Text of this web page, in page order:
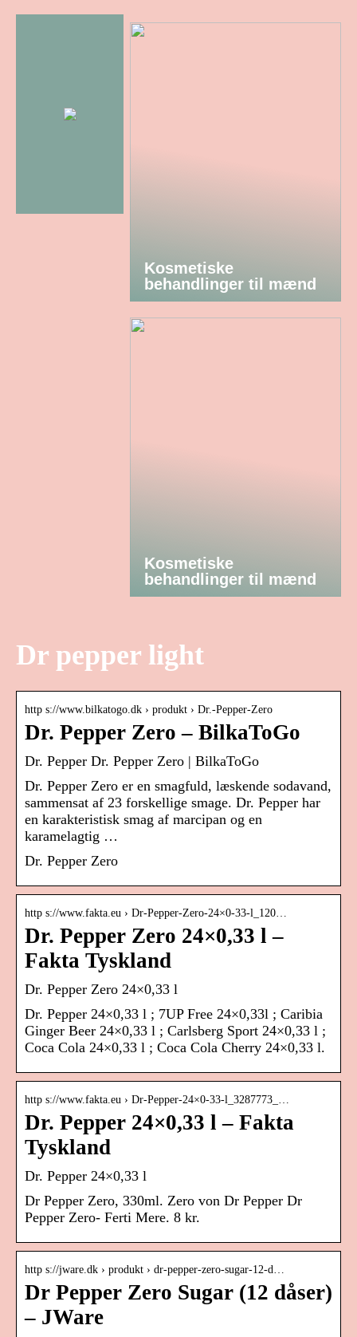
Kosmetiske
behandlinger til mænd
Kosmetiske
behandlinger til mænd
Dr pepper light
http s://www.bilkatogo.dk › produkt › Dr.-Pepper-Zero
Dr. Pepper Zero – BilkaToGo
Dr. Pepper Dr. Pepper Zero | BilkaToGo
Dr. Pepper Zero er en smagfuld, læskende sodavand,
sammensat af 23 forskellige smage. Dr. Pepper har
en karakteristisk smag af marcipan og en
karamelagtig …
Dr. Pepper Zero
http s://www.fakta.eu › Dr-Pepper-Zero-24×0-33-l_120…
Dr. Pepper Zero 24×0,33 l –
Fakta Tyskland
Dr. Pepper Zero 24×0,33 l
Dr. Pepper 24×0,33 l ; 7UP Free 24×0,33l ; Caribia
Ginger Beer 24×0,33 l ; Carlsberg Sport 24×0,33 l ;
Coca Cola 24×0,33 l ; Coca Cola Cherry 24×0,33 l.
http s://www.fakta.eu › Dr-Pepper-24×0-33-l_3287773_…
Dr. Pepper 24×0,33 l – Fakta
Tyskland
Dr. Pepper 24×0,33 l
Dr Pepper Zero, 330ml. Zero von Dr Pepper Dr
Pepper Zero- Ferti Mere. 8 kr.
http s://jware.dk › produkt › dr-pepper-zero-sugar-12-d…
Dr Pepper Zero Sugar (12 dåser)
– JWare